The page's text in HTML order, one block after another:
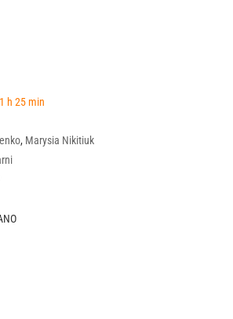
h 25 min
, Marysia Nikitiuk